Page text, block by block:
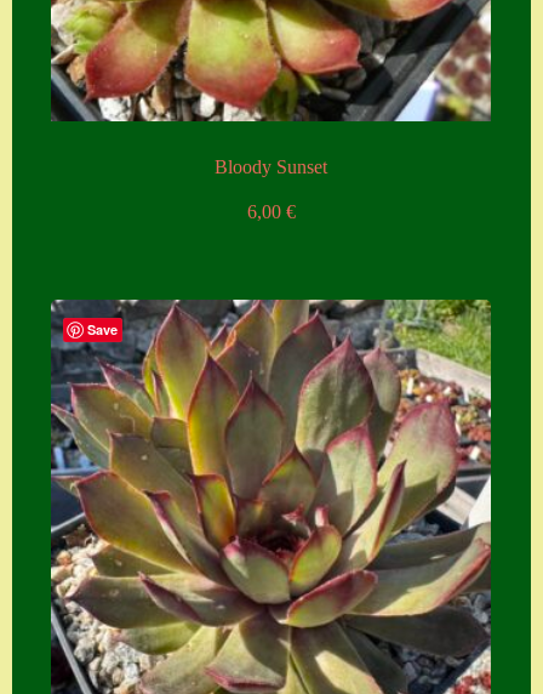
Kasse
Kontakt
Mein Konto
Semps von A – Z
Shop
Suche
Sue Thomas
Translator
Versand
Versand von
Semps
Warenkorb
Bloody Sunset
6,00 €
Save